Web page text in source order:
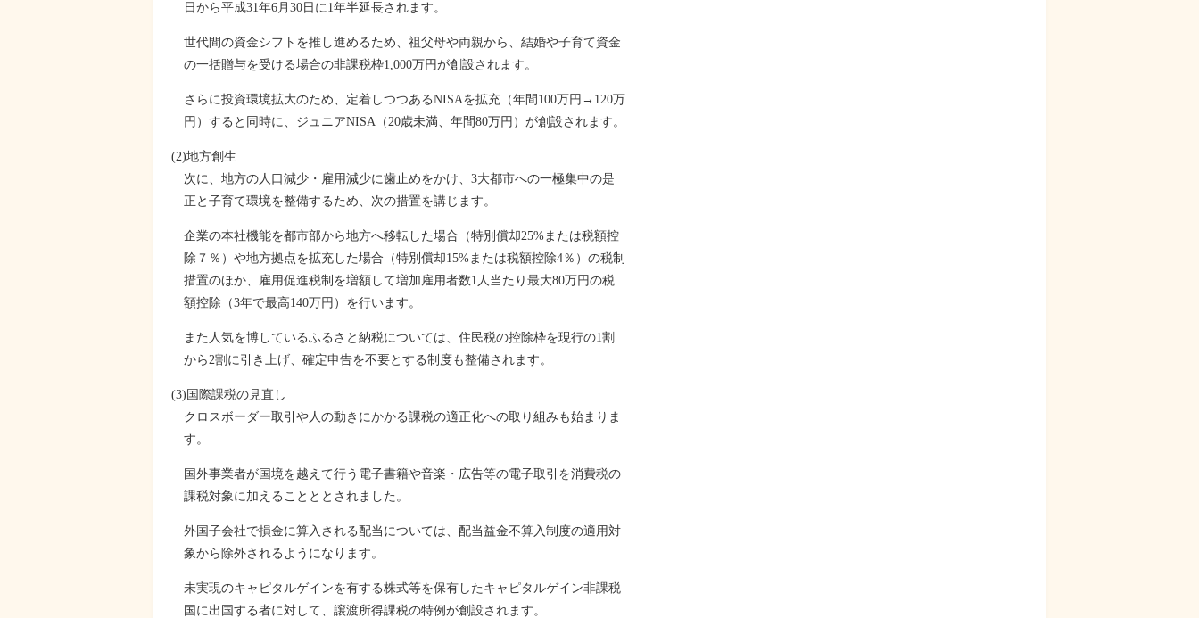
日から平成31年6月30日に1年半延長されます。
世代間の資金シフトを推し進めるため、祖父母や両親から、結婚や子育て資金
の一括贈与を受ける場合の非課税枠1,000万円が創設されます。
さらに投資環境拡大のため、定着しつつあるNISAを拡充（年間100万円→120万
円）すると同時に、ジュニアNISA（20歳未満、年間80万円）が創設されます。
(2)地方創生
次に、地方の人口減少・雇用減少に歯止めをかけ、3大都市への一極集中の是
正と子育て環境を整備するため、次の措置を講じます。
企業の本社機能を都市部から地方へ移転した場合（特別償却25%または税額控
除７％）や地方拠点を拡充した場合（特別償却15%または税額控除4％）の税制
措置のほか、雇用促進税制を増額して増加雇用者数1人当たり最大80万円の税
額控除（3年で最高140万円）を行います。
また人気を博しているふるさと納税については、住民税の控除枠を現行の1割
から2割に引き上げ、確定申告を不要とする制度も整備されます。
(3)国際課税の見直し
クロスボーダー取引や人の動きにかかる課税の適正化への取り組みも始まりま
す。
国外事業者が国境を越えて行う電子書籍や音楽・広告等の電子取引を消費税の
課税対象に加えることととされました。
外国子会社で損金に算入される配当については、配当益金不算入制度の適用対
象から除外されるようになります。
未実現のキャピタルゲインを有する株式等を保有したキャピタルゲイン非課税
国に出国する者に対して、譲渡所得課税の特例が創設されます。